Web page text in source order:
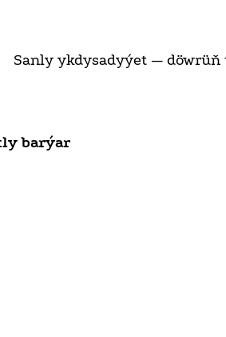
Sanly ykdysadyýet — döwrüň
barýar